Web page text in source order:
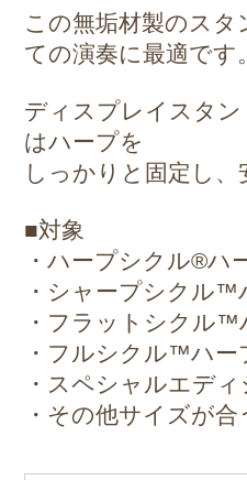
この無垢材製のス
ての演奏に最適です
ディスプレイスタ
はハープを
しっかりと固定し
■対象
・ハープシクル®ハ
・シャープシクル™
・フラットシクル™
・フルシクル™ハー
・スペシャルエデ
・その他サイズが